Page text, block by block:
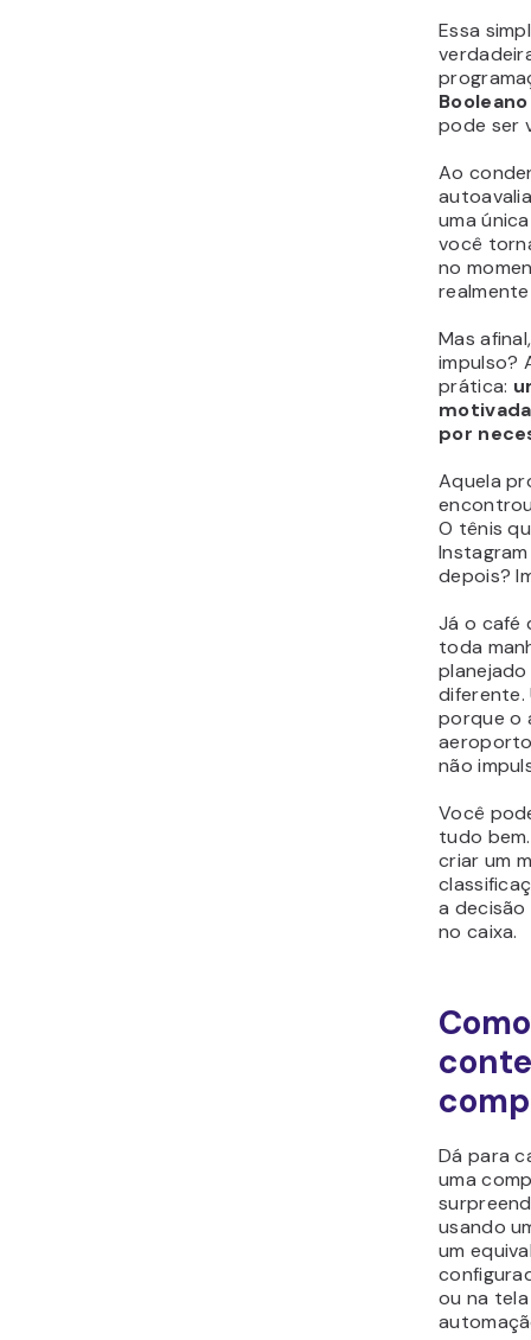
Essa
Booleano
pode ser
Ao
uma
você
no
Mas
impulso?
prática:
por
Aquela
O tênis
depois?
Já o café
toda
diferente.
porque o
não
Você
tudo
criar um
a decisão
no caixa.
Dá para
uma
usando
um
ou na tela